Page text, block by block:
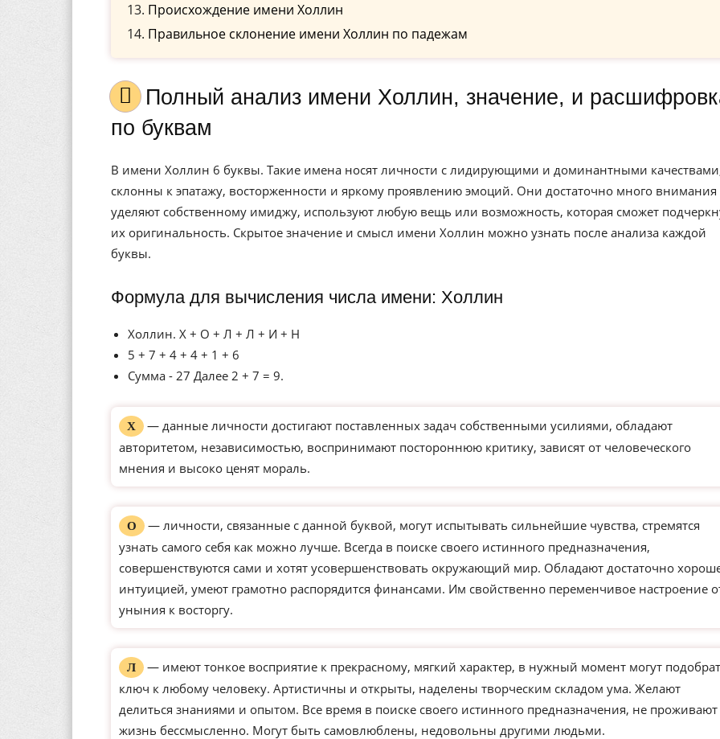
Происхождение имени Холлин
Правильное склонение имени Холлин по падежам
Полный анализ имени Холлин, значение, и расшифровка
по буквам
В имени Холлин 6 буквы. Такие имена носят личности с лидирующими и доминантными
склонны к эпатажу, восторженности и яркому проявлению эмоций. Они достаточно много внимания
уделяют собственному имиджу, используют любую вещь или возможность, которая сможет
их оригинальность. Скрытое значение и смысл имени Холлин можно узнать после анализа каждой
буквы.
Формула для вычисления числа имени: Холлин
Холлин. Х + О + Л + Л + И + Н
5 + 7 + 4 + 4 + 1 + 6
Сумма - 27 Далее 2 + 7 = 9.
Х
— данные личности достигают поставленных задач собственными усилиями, обладают
авторитетом, независимостью, воспринимают постороннюю критику, зависят от человеческого
мнения и высоко ценят мораль.
О
— личности, связанные с данной буквой, могут испытывать сильнейшие чувства, стремятся
узнать самого себя как можно лучше. Всегда в поиске своего истинного предназначения,
совершенствуются сами и хотят усовершенствовать окружающий мир. Обладают достаточно
интуицией, умеют грамотно распорядится финансами. Им свойственно переменчивое настроение
уныния к восторгу.
Л
— имеют тонкое восприятие к прекрасному, мягкий характер, в нужный момент могут
ключ к любому человеку. Артистичны и открыты, наделены творческим складом ума. Желают
делиться знаниями и опытом. Все время в поиске своего истинного предназначения, не проживают
жизнь бессмысленно. Могут быть самовлюблены, недовольны другими людьми.